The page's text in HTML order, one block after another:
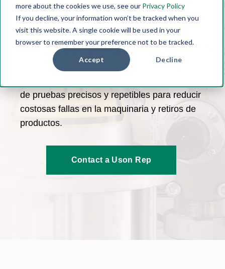
more about the cookies we use, see our Privacy Policy
If you decline, your information won’t be tracked when you
visit this website. A single cookie will be used in your
browser to remember your preference not to be tracked.
Accept Decline
Detección de
fugas industriales
de pruebas precisos y repetibles para reducir
costosas fallas en la maquinaria y retiros de
productos.
Contact a Uson Rep